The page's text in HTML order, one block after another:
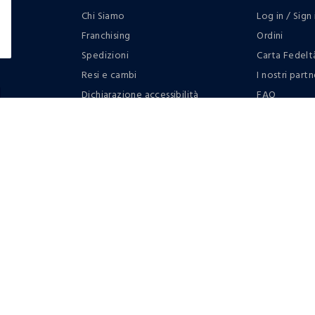
Chi Siamo
Franchising
Spedizioni
Resi e cambi
Dichiarazione accessibilità
Log in / Sign
Ordini
Carta
I nostri
FAQ